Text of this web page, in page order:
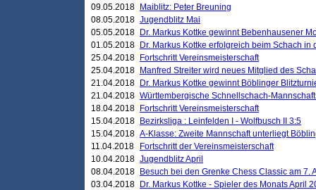
09.05.2018
Maiblitz: Peter Breuning
08.05.2018 Jugendblitz Mai
05.05.2018
Dr. Markus Kottke gewinnt Bebenhausener
01.05.2018
Dr. Markus Kottke erfolgreich beim Schach
25.04.2018
Fortschritt Vereinsmeisterschaft
25.04.2018
Manfred Streiter wird neues Mitglied des
21.04.2018
Dr. Markus Kottke gewinnt Böblinger
21.04.2018 Württembergische Schnellschach-
18.04.2018
Fortschritt Vereinsmeisterschaft
15.04.2018
Bezirksliga : Leinfelden I - Wolfbusch II 3:5
15.04.2018 A-Klasse: Zweite Mannschaft unterliegt
11.04.2018
Fortschritt der Vereinsmeisterschaft
10.04.2018 Jugendblitz April
08.04.2018
Besuch bei den Grenke Chess Classic am 7.
03.04.2018
Dr. Markus Kottke - Spieler des Monats April